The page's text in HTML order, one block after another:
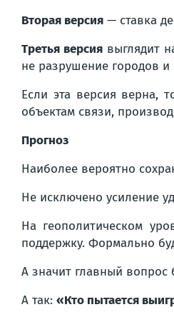
Вторая версия — ставка
Третья версия выглядит
не разрушение городов
Если эта версия верна,
объектам связи,
Прогноз
Наиболее вероятно
Не исключено усиление
На геополитическом
поддержку. Формально
А значит главный вопрос
А так: «Кто пытается